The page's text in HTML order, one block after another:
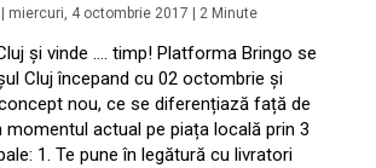
miercuri, 4 octombrie 2017 2 Minute
și vinde …. timp! Platforma Bringo se
Cluj începand cu 02 octombrie și
nou, ce se diferențiază față de
actual pe piața locală prin 3
1. Te pune în legătură cu livratori